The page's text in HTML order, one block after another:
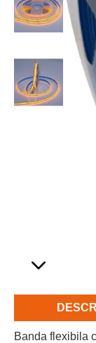
Banda flexibila